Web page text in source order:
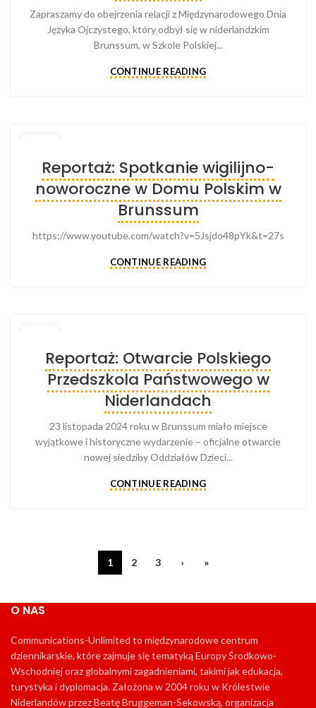
Zapraszamy do obejrzenia relacji z Międzynarodowego Dnia
Języka Ojczystego, który odbył się w niderlandzkim
Brunssum, w Szkole Polskiej...
CONTINUE READING
JANReportaż: Spotkanie wigilijno-
noworoczne w Domu Polskim w
Brunssum
https://www.youtube.com/watch?v=5Jsjdo48pYk&t=27s
CONTINUE READING
NOVReportaż: Otwarcie Polskiego
Przedszkola Państwowego w
Niderlandach
23 listopada 2024 roku w Brunssum miało miejsce
wyjątkowe i historyczne wydarzenie – oficjalne otwarcie
nowej siedziby Oddziałów Dzieci...
CONTINUE READING
1 2 3 › »
O NAS
Communications-Unlimited to międzynarodowe centrum
dziennikarskie, które zajmuje się tematyką Europy Środkowo-
Wschodniej oraz globalnymi zagadnieniami, takimi jak edukacja,
turystyka i dyplomacja. Założona w 2004 roku w Królestwie
Niderlandów przez Beatę Bruggeman-Sekowską, organizacja